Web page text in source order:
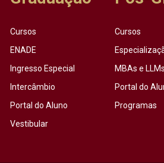
Cursos
ENADE
Ingresso Especial
Intercâmbio
Portal do Aluno
Vestibular
Cursos
MBAs e LLMs
Portal do
Programas